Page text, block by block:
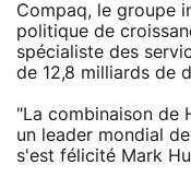
Compaq, le groupe
politique de
spécialiste des
de 12,8 milliards de
"La combinaison de
un leader mondial
s'est félicité Mark